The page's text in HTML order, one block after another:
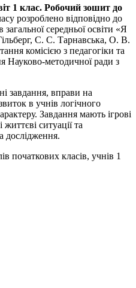
1 клас. Робочий зошит до
розроблено відповідно до
середньої освіти «Я
С. С. Тарнавська, О. В.
комісією з педагогіки та
Науково-методичної ради з
завдання, вправи на
в учнів логічного
Завдання мають ігрові
ситуації та
дослідження.
початкових класів, учнів 1